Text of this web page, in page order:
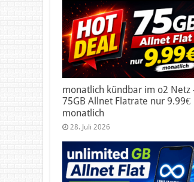
monatlich kündbar im o2 Netz
75GB Allnet Flatrate nur 9.99€
monatlich
28. Juli 2026